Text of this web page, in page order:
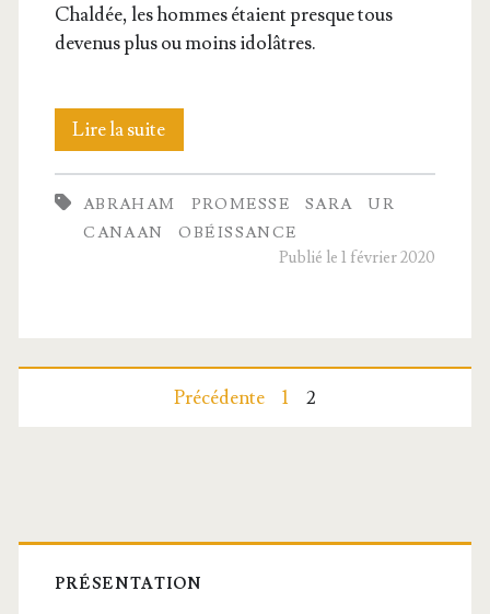
Chal­dée, les hommes étaient presque tous
deve­nus plus ou moins idolâtres.
Lire la suiteLes
pro­
messes
ABRAHAM PROMESSE SARA
UR
CANAAN
OBÉISSANCE
Publié le 1 février 2020
Pagination
publications
Précédente 1 2
Barre
latérale
PRÉSENTATION